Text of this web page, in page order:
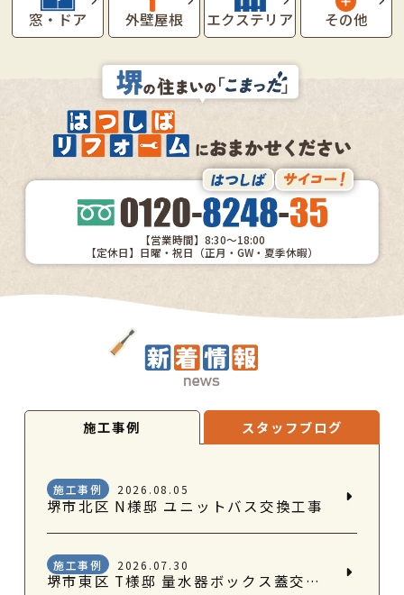
窓・ドア 外壁屋根 エクステリア その他
【営業時間】8:30～18:00
【定休日】日曜・祝日（正月・GW・夏季休暇）
施工事例 スタッフブログ
施工事例 2026.08.05
堺市北区 N様邸 ユニットバス交換工事
施工事例 2026.07.30
堺市東区 T様邸 量水器ボックス蓋交換工事